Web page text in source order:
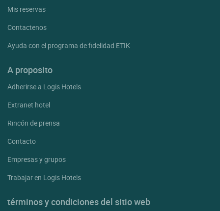
Mis reservas
Contactenos
Ayuda con el programa de fidelidad ETIK
A proposito
Adherirse a Logis Hotels
Extranet hotel
Rincón de prensa
Contacto
Empresas y grupos
Trabajar en Logis Hotels
términos y condiciones del sitio web